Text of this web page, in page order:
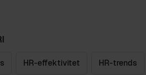
HR-effektivitet HR-trends